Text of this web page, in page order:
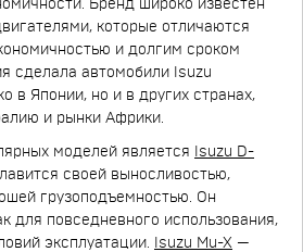
Бренд широко известен
которые отличаются
и долгим сроком
сделала автомобили Isuzu
в Японии, но и в других странах,
и рынки Африки.
моделей является
Isuzu D-
своей выносливостью,
грузоподъемностью. Он
для повседневного использования,
эксплуатации.
Isuzu Mu-X —